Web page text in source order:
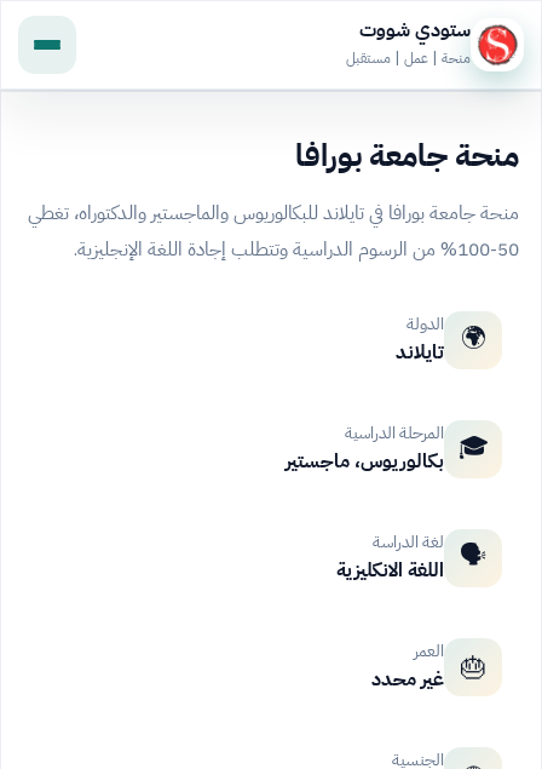
ستودي شووت
منحة | عمل | مستقبل
منحة جامعة بورافا
منحة جامعة بورافا في تايلاند للبكالوريوس والماجستير والدكتوراه، تغطي
50-100% من الرسوم الدراسية وتتطلب إجادة اللغة الإنجليزية.
🌍 الدولة
تايلاند
🎓 المرحلة الدراسية
بكالوريوس، ماجستير
🗣️ لغة الدراسة
اللغة الانكليزية
🎂 العمر
غير محدد
الجنسية